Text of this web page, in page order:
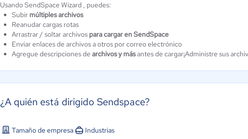
Usando SendSpace Wizard , puedes:
Subir múltiples archivos
Reanudar cargas rotas
Arrastrar / soltar archivos para cargar en SendSpace
Enviar enlaces de archivos a otros por correo electrónico
Agregue descripciones de archivos y másantes de cargar¡Administre sus
¿A quién está dirigido Sendspace?
Tamaño de empresa Industrias